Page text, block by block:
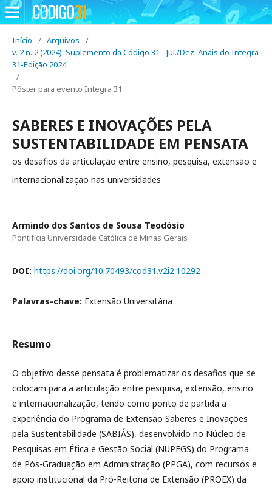
Início / Arquivos
/
v. 2 n. 2 (2024): Suplemento da Código 31 - Jul./Dez. Anais do Integra
31-Edição 2024
/
Pôster para evento Integra 31
SABERES E INOVAÇÕES PELA
SUSTENTABILIDADE EM PENSATA
os desafios da articulação entre ensino, pesquisa, extensão e
internacionalização nas universidades
Armindo dos Santos de Sousa Teodósio
Pontifícia Universidade Católica de Minas Gerais
DOI: https://doi.org/10.70493/cod31.v2i2.10292
Palavras-chave: Extensão Universitária
Resumo
O objetivo desse pensata é problematizar os desafios que se
colocam para a articulação entre pesquisa, extensão, ensino
e internacionalização, tendo como ponto de partida a
experiência do Programa de Extensão Saberes e Inovações
pela Sustentabilidade (SABIÁS), desenvolvido no Núcleo de
Pesquisas em Ética e Gestão Social (NUPEGS) do Programa
de Pós-Graduação em Administração (PPGA), com recursos e
apoio institucional da Pró-Reitoria de Extensão (PROEX) da